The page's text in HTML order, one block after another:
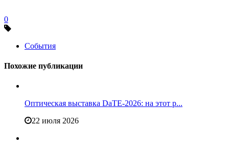
0
События
Похожие публикации
Оптическая выставка DaTE-2026: на этот р...
22 июля 2026